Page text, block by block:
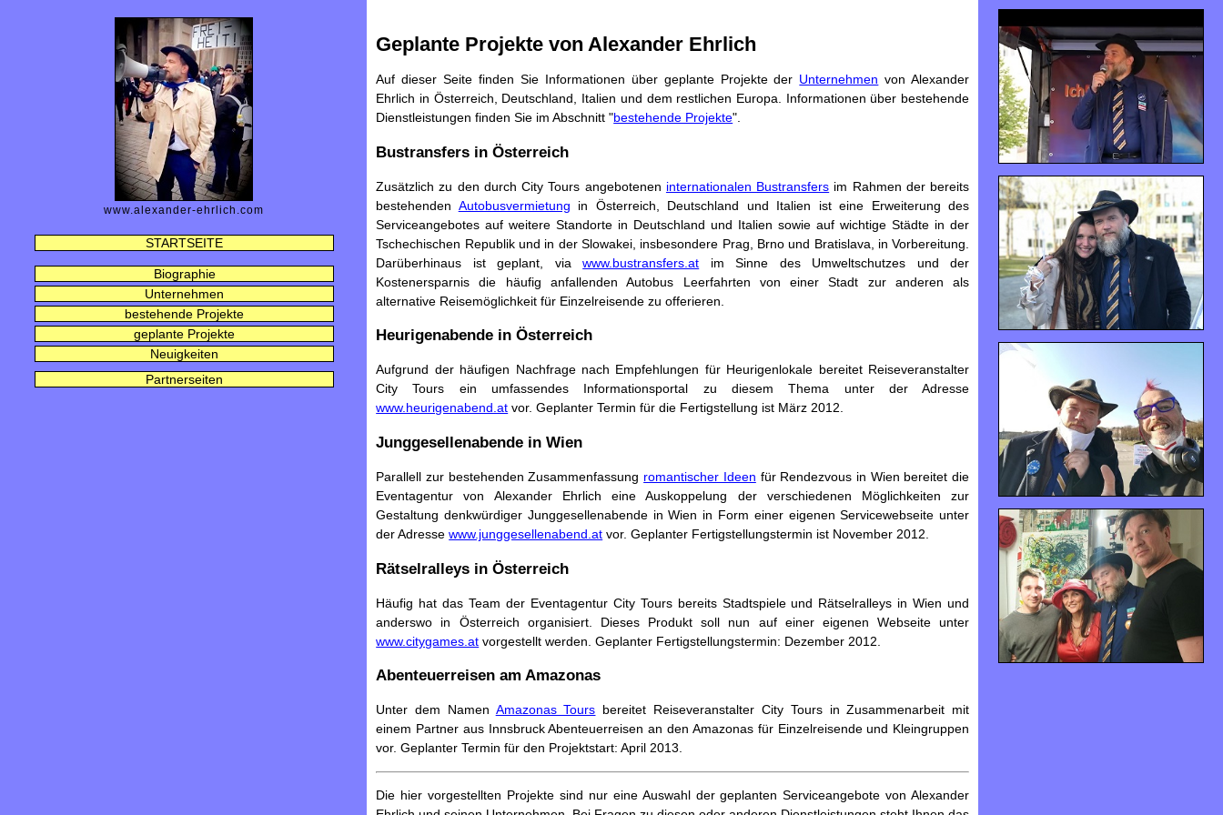
www.alexander-ehrlich.com
STARTSEITE
Biographie
Unternehmen
bestehende Projekte
geplante Projekte
Neuigkeiten
Partnerseiten
Geplante Projekte von Alexander Ehrlich
Auf dieser Seite finden Sie Informationen über geplante Projekte der Unternehmen von Alexander
Ehrlich in Österreich, Deutschland, Italien und dem restlichen Europa. Informationen über bestehende
Dienstleistungen finden Sie im Abschnitt "bestehende Projekte".
Bustransfers in Österreich
Zusätzlich zu den durch City Tours angebotenen internationalen Bustransfers im Rahmen der bereits
bestehenden Autobusvermietung in Österreich, Deutschland und Italien ist eine Erweiterung des
Serviceangebotes auf weitere Standorte in Deutschland und Italien sowie auf wichtige Städte in der
Tschechischen Republik und in der Slowakei, insbesondere Prag, Brno und Bratislava, in Vorbereitung.
Darüberhinaus ist geplant, viawww.bustransfers.at im Sinne des Umweltschutzes und der
Kostenersparnis die häufig anfallenden Autobus Leerfahrten von einer Stadt zur anderen als
alternative Reisemöglichkeit für Einzelreisende zu offerieren.
Heurigenabende in Österreich
Aufgrund der häufigen Nachfrage nach Empfehlungen für Heurigenlokale bereitet Reiseveranstalter
City Tours ein umfassendes Informationsportal zu diesem Thema unter der Adresse
www.heurigenabend.at vor. Geplanter Termin für die Fertigstellung ist März 2012.
Junggesellenabende in Wien
Parallell zur bestehenden Zusammenfassung romantischer Ideen für Rendezvous in Wien bereitet die
Eventagentur von Alexander Ehrlich eine Auskoppelung der verschiedenen Möglichkeiten zur
Gestaltung denkwürdiger Junggesellenabende in Wien in Form einer eigenen Servicewebseite unter
der Adressewww.junggesellenabend.at vor. Geplanter Fertigstellungstermin ist November 2012.
Rätselralleys in Österreich
Häufig hat das Team der Eventagentur City Tours bereits Stadtspiele und Rätselralleys in Wien und
anderswo in Österreich organisiert. Dieses Produkt soll nun auf einer eigenen Webseite unter
www.citygames.at vorgestellt werden. Geplanter Fertigstellungstermin: Dezember 2012.
Abenteuerreisen am Amazonas
Unter dem Namen Amazonas Tours bereitet Reiseveranstalter City Tours in Zusammenarbeit mit
einem Partner aus Innsbruck Abenteuerreisen an den Amazonas für Einzelreisende und Kleingruppen
vor. Geplanter Termin für den Projektstart: April 2013.
Die hier vorgestellten Projekte sind nur eine Auswahl der geplanten Serviceangebote von Alexander